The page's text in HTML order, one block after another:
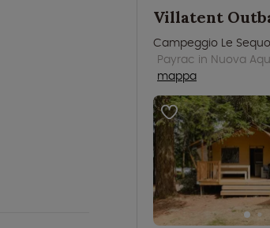
Villatent
Campeggio Le
Payrac in Nuova
mappa